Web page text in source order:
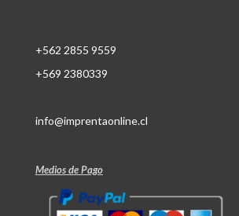
+562 2855 9559
+569 2380339
info@imprentaonline.cl
Medios de Pago